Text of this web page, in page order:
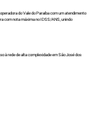
do Vale do Paraíba com um atendimento
com nota máxima no IDSS/ANS, unindo
à rede de alta complexidade em São José dos